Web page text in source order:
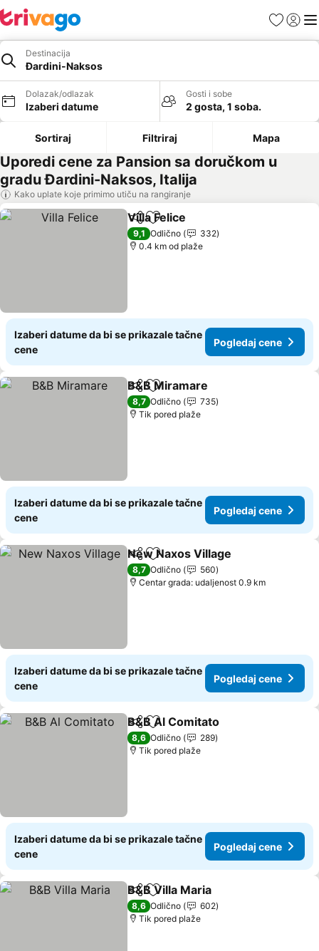
FavoritiPrijavi
Destinacija
Đardini-Naksos
Dolazak/odlazak
Izaberi datume
Gosti i sobe
2 gosta, 1 soba.
Sortiraj Filtriraj Mapa
Uporedi cene za Pansion sa doručkom u
gradu Đardini-Naksos, Italija
Kako uplate koje primimo utiču na rangiranje
Deli Dodati u favorite
Villa Felice
9,1 Odlično
332
0.4 km od plaže
Izaberi datume da bi se prikazale tačne
cene
Pogledaj cene
Deli Dodati u favorite
B&B Miramare
8,7 Odlično
735
Tik pored plaže
Izaberi datume da bi se prikazale tačne
cene
Pogledaj cene
Deli Dodati u favorite
New Naxos Village
8,7 Odlično
560
Centar grada: udaljenost 0.9 km
Izaberi datume da bi se prikazale tačne
cene
Pogledaj cene
Deli Dodati u favorite
B&B Al Comitato
8,6 Odlično
289
Tik pored plaže
Izaberi datume da bi se prikazale tačne
cene
Pogledaj cene
Deli Dodati u favorite
B&B Villa Maria
8,6 Odlično
602
Tik pored plaže